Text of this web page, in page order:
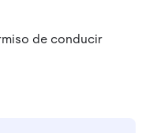
de conducir